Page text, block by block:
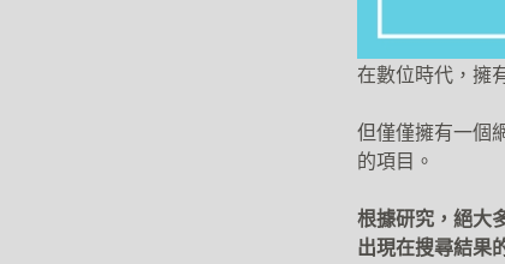
在數位時代，擁
但僅僅擁有一個
的項目。
根據研究，絕大
出現在搜尋結果